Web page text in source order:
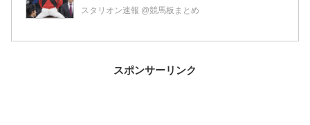
スタリオン速報 @競馬板まとめ
スポンサーリンク